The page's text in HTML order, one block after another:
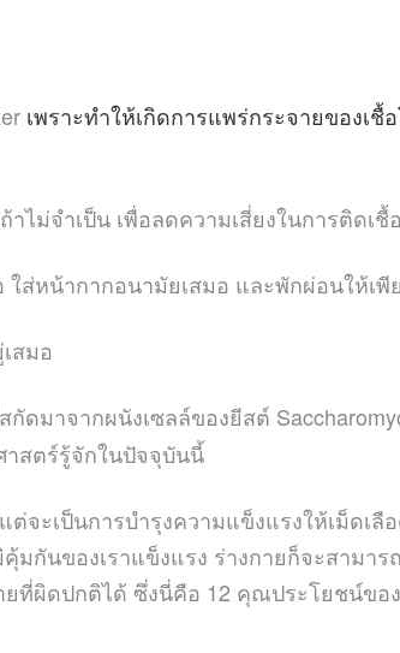
เพราะทำให้เกิดการแพร่กระจายของเ
ไม่จำเป็น เพื่อลดความเสี่ยงในการติดเชื้อ
ส่หน้ากากอนามัยเสมอ และพักผ่อนให้เพี
สมอ
ดมาจากผนังเซลล์ของยีสต์
าสตร์รู้จักในปัจจุบันนี้
จะเป็นการบำรุงความแข็งแรงให้เม็ดเ
กันของเราแข็งแรง ร่างกายก็จะสามาร
ยที่ผิดปกติได้ ซึ่งนี่คือ 12 คุณประโยชน์ข